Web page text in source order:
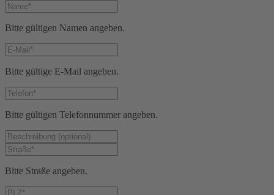
Bitte gültigen Namen angeben.
Bitte gültige E-Mail angeben.
Bitte gültigen Telefonnummer angeben.
Bitte Straße angeben.